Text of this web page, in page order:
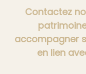
Contactez
accompagner
en lien